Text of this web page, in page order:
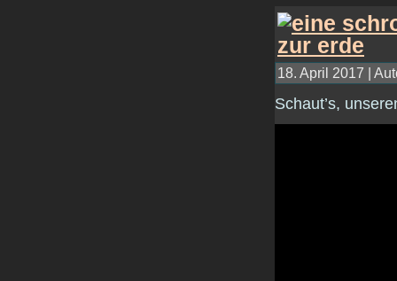
18. April 2017 |
Schaut’s,